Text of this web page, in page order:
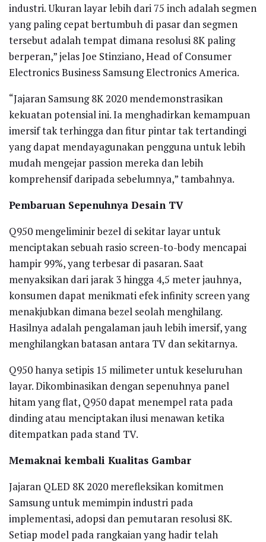
industri. Ukuran layar lebih dari 75 inch adalah segmen
yang paling cepat bertumbuh di pasar dan segmen
tersebut adalah tempat dimana resolusi 8K paling
berperan,” jelas Joe Stinziano, Head of Consumer
Electronics Business Samsung Electronics America.
“Jajaran Samsung 8K 2020 mendemonstrasikan
kekuatan potensial ini. Ia menghadirkan kemampuan
imersif tak terhingga dan fitur pintar tak tertandingi
yang dapat mendayagunakan pengguna untuk lebih
mudah mengejar passion mereka dan lebih
komprehensif daripada sebelumnya,” tambahnya.
Pembaruan Sepenuhnya Desain TV
Q950 mengeliminir bezel di sekitar layar untuk
menciptakan sebuah rasio screen-to-body mencapai
hampir 99%, yang terbesar di pasaran. Saat
menyaksikan dari jarak 3 hingga 4,5 meter jauhnya,
konsumen dapat menikmati efek infinity screen yang
menakjubkan dimana bezel seolah menghilang.
Hasilnya adalah pengalaman jauh lebih imersif, yang
menghilangkan batasan antara TV dan sekitarnya.
Q950 hanya setipis 15 milimeter untuk keseluruhan
layar. Dikombinasikan dengan sepenuhnya panel
hitam yang flat, Q950 dapat menempel rata pada
dinding atau menciptakan ilusi menawan ketika
ditempatkan pada stand TV.
Memaknai kembali Kualitas Gambar
Jajaran QLED 8K 2020 merefleksikan komitmen
Samsung untuk memimpin industri pada
implementasi, adopsi dan pemutaran resolusi 8K.
Setiap model pada rangkaian yang hadir telah